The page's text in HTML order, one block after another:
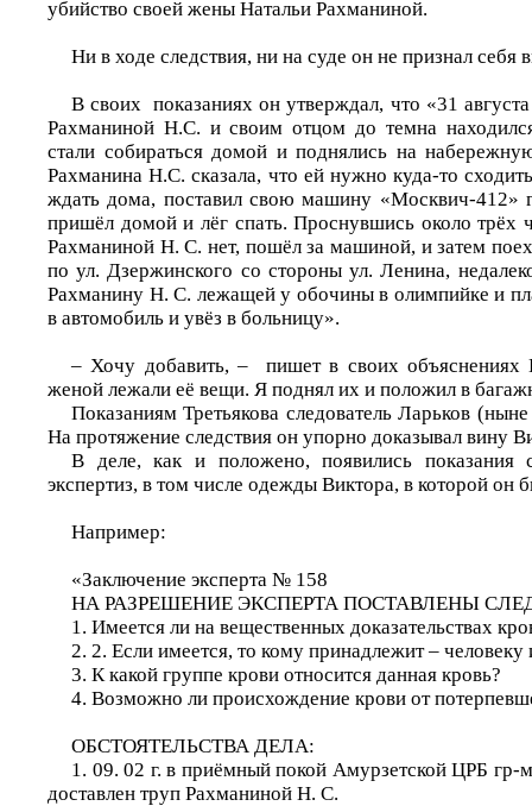
убийство своей жены Натальи Рахманиной.
Ни в ходе следствия, ни на суде он не признал себя
В своих показаниях он утверждал, что «31
Рахманиной Н.С. и своим отцом до темна
стали собираться домой и поднялись на
Рахманина Н.С. сказала, что ей нужно куда-то
ждать дома, поставил свою машину «Москвич-
пришёл домой и лёг спать. Проснувшись около трёх
Рахманиной Н. С. нет, пошёл за машиной, и затем
по ул. Дзержинского со стороны ул. Ленина,
Рахманину Н. С. лежащей у обочины в олимпийке и
в автомобиль и увёз в больницу».
– Хочу добавить, – пишет в своих объяснениях
женой лежали её вещи. Я поднял их и положил в
Показаниям Третьякова следователь Ларьков
На протяжение следствия он упорно доказывал вину
В деле, как и положено, появились показания
экспертиз, в том числе одежды Виктора, в которой он
Например:
«Заключение эксперта № 158
НА РАЗРЕШЕНИЕ ЭКСПЕРТА ПОСТАВЛЕНЫ
1. Имеется ли на вещественных доказательствах
2. 2. Если имеется, то кому принадлежит –
3. К какой группе крови относится данная кровь?
4. Возможно ли происхождение крови от
ОБСТОЯТЕЛЬСТВА ДЕЛА:
1. 09. 02 г. в приёмный покой Амурзетской ЦРБ
доставлен труп Рахманиной Н. С.